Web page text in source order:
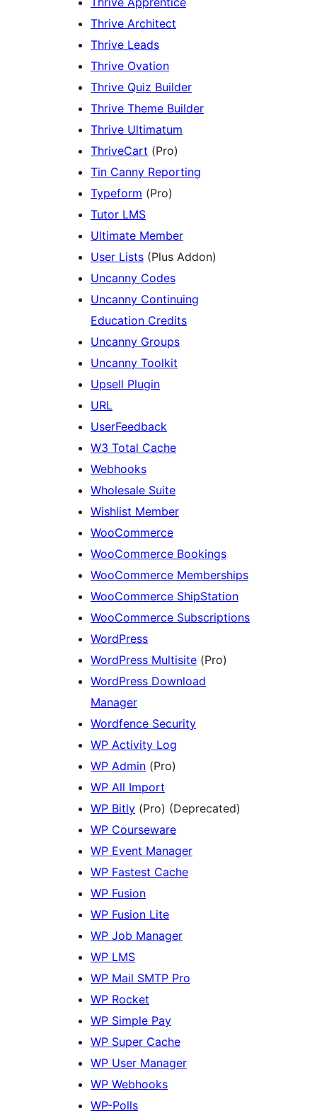
Thrive Architect
Thrive Leads
Thrive Ovation
Thrive Quiz Builder
Thrive Theme Builder
Thrive Ultimatum
ThriveCart (Pro)
Tin Canny Reporting
Typeform (Pro)
Tutor LMS
Ultimate Member
User Lists (Plus Addon)
Uncanny Codes
Uncanny Continuing
Education Credits
Uncanny Groups
Uncanny Toolkit
Upsell Plugin
URL
UserFeedback
W3 Total Cache
Webhooks
Wholesale Suite
Wishlist Member
WooCommerce
WooCommerce Bookings
WooCommerce Memberships
WooCommerce ShipStation
WooCommerce Subscriptions
WordPress
WordPress Multisite (Pro)
WordPress Download
Manager
Wordfence Security
WP Activity Log
WP Admin (Pro)
WP All Import
WP Bitly (Pro) (Deprecated)
WP Courseware
WP Event Manager
WP Fastest Cache
WP Fusion
WP Fusion Lite
WP Job Manager
WP LMS
WP Mail SMTP Pro
WP Rocket
WP Simple Pay
WP Super Cache
WP User Manager
WP Webhooks
WP-Polls